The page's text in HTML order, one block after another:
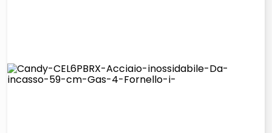
lucidatrice pavimenti
pattumiera raccolta differenziata